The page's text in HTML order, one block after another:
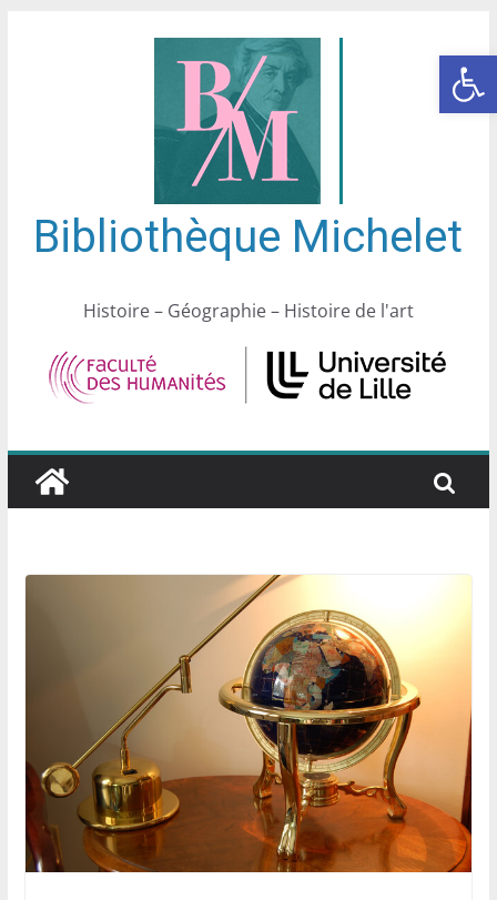
Ouvrir la barre d’outils
Bibliothèque Michelet
Histoire – Géographie – Histoire de l'art